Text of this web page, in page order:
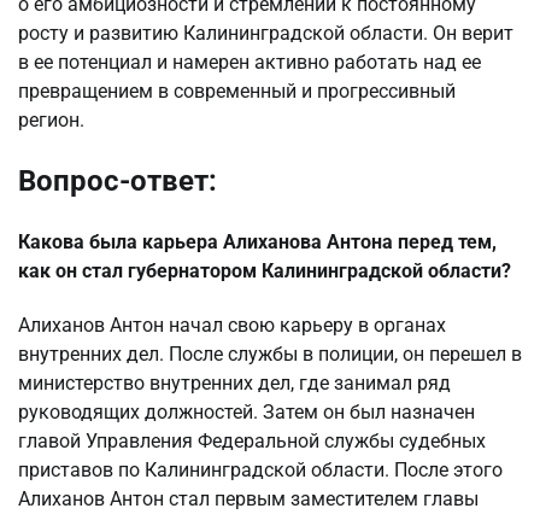
росту и развитию Калининградской области. Он верит
в ее потенциал и намерен активно работать над ее
превращением в современный и прогрессивный
регион.
Вопрос-ответ:
Какова была карьера Алиханова Антона перед тем,
как он стал губернатором Калининградской области?
Алиханов Антон начал свою карьеру в органах
внутренних дел. После службы в полиции, он перешел в
министерство внутренних дел, где занимал ряд
руководящих должностей. Затем он был назначен
главой Управления Федеральной службы судебных
приставов по Калининградской области. После этого
Алиханов Антон стал первым заместителем главы